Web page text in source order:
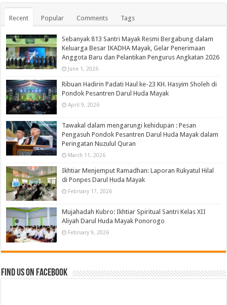
Recent Popular Comments Tags
Sebanyak 813 Santri Mayak Resmi Bergabung dalam
Keluarga Besar IKADHA Mayak, Gelar Penerimaan
Anggota Baru dan Pelantikan Pengurus Angkatan 2026
June 1, 2026
Ribuan Hadirin Padati Haul ke-23 KH. Hasyim Sholeh di
Pondok Pesantren Darul Huda Mayak
April 9, 2026
Tawakal dalam mengarungi kehidupan : Pesan
Pengasuh Pondok Pesantren Darul Huda Mayak dalam
Peringatan Nuzulul Quran
March 11, 2026
Ikhtiar Menjemput Ramadhan: Laporan Rukyatul Hilal
di Ponpes Darul Huda Mayak
February 17, 2026
Mujahadah Kubro: Ikhtiar Spiritual Santri Kelas XII
Aliyah Darul Huda Mayak Ponorogo
February 9, 2026
Find us on Facebook